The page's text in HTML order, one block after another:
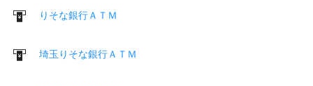
りそな銀行ＡＴＭ
埼玉りそな銀行ＡＴＭ